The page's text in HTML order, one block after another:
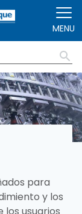
MENU
para
y los